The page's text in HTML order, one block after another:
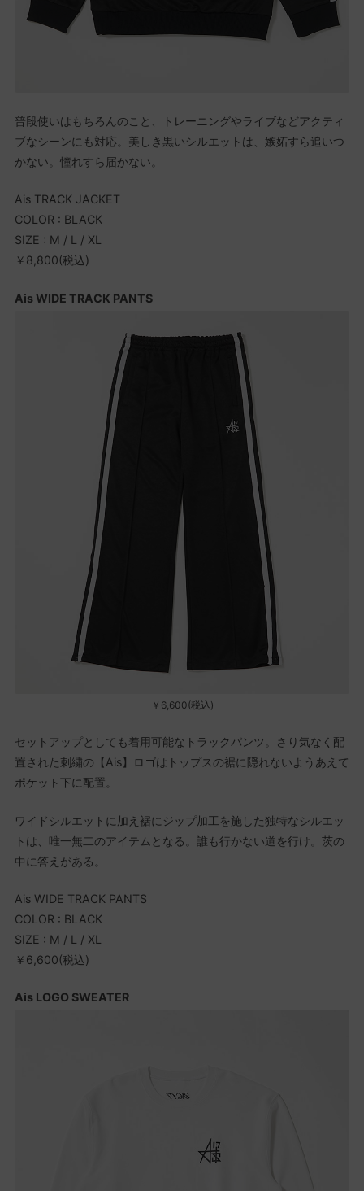
普段使いはもちろんのこと、トレーニングやライブなどアクティ
ブなシーンにも対応。美しき黒いシルエットは、嫉妬すら追いつ
かない。憧れすら届かない。
Ais TRACK JACKET
COLOR : BLACK
SIZE : M / L / XL
￥8,800(税込)
Ais WIDE TRACK PANTS
￥6,600(税込)
セットアップとしても着用可能なトラックパンツ。さり気なく配
置された刺繍の【Ais】ロゴはトップスの裾に隠れないようあえて
ポケット下に配置。
ワイドシルエットに加え裾にジップ加工を施した独特なシルエッ
トは、唯一無二のアイテムとなる。誰も行かない道を行け。茨の
中に答えがある。
Ais WIDE TRACK PANTS
COLOR : BLACK
SIZE : M / L / XL
￥6,600(税込)
Ais LOGO SWEATER